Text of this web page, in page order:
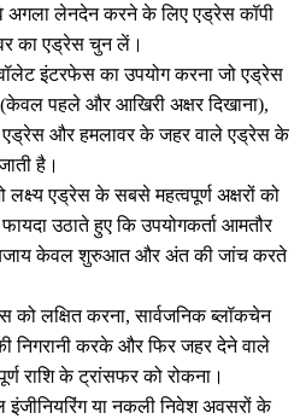
अगला लेनदेन करने के लिए एड्रेस कॉपी
का एड्रेस चुन लें।
इंटरफेस का उपयोग करना जो एड्रेस
(केवल पहले और आखिरी अक्षर दिखाना),
एड्रेस और हमलावर के जहर वाले एड्रेस के
है।
लक्ष्य एड्रेस के सबसे महत्वपूर्ण अक्षरों को
उठाते हुए कि उपयोगकर्ता आमतौर
बजाय केवल शुरुआत और अंत की जांच करते
को लक्षित करना, सार्वजनिक ब्लॉकचेन
निगरानी करके और फिर जहर देने वाले
राशि के ट्रांसफर को रोकना।
इंजीनियरिंग या नकली निवेश अवसरों के